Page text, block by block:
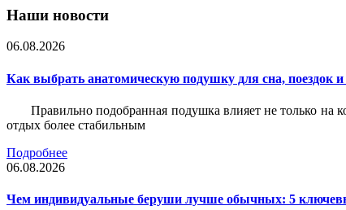
Наши новости
06.08.2026
Как выбрать анатомическую подушку для сна, поездок
Правильно подобранная подушка влияет не только
отдых более стабильным
Подробнее
06.08.2026
Чем индивидуальные беруши лучше обычных: 5